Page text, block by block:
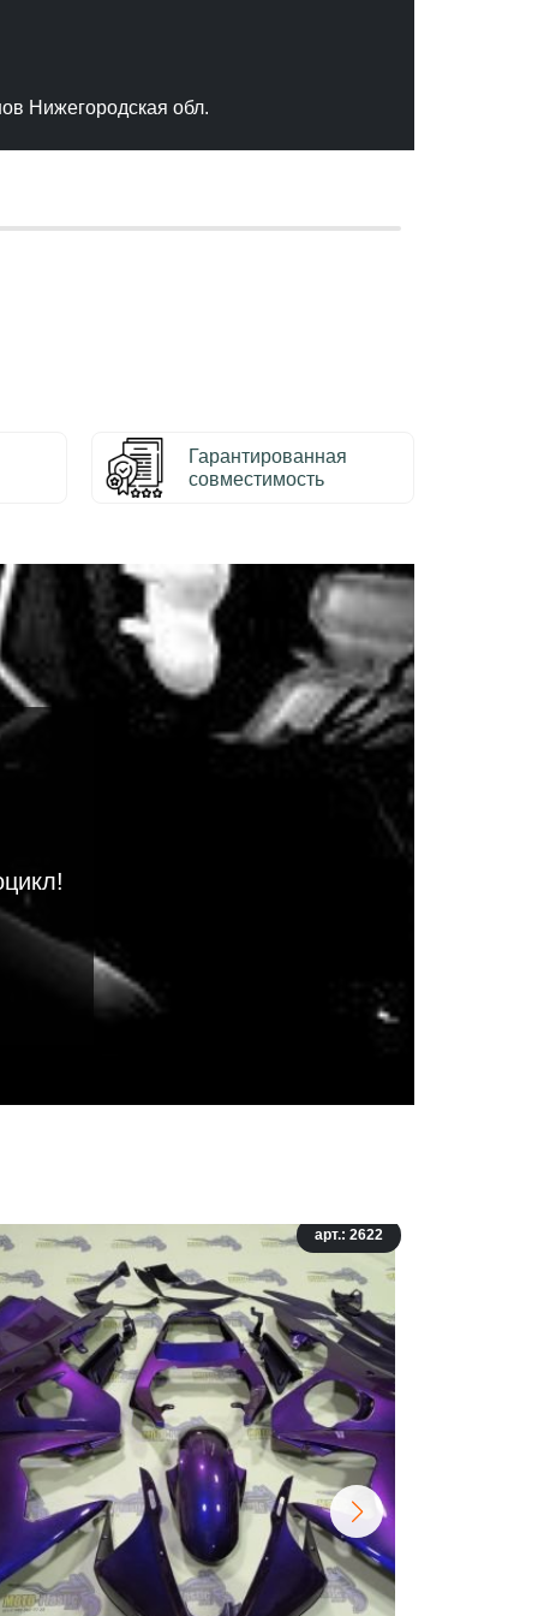
Нижегородская обл.
Гарантированная
совместимость
арт.: 2622